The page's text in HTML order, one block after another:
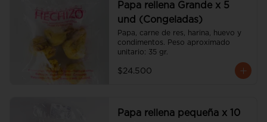
Papa rellena Grande x 5
und (Congeladas)
Papa, carne de res, harina, huevo y
condimentos. Peso aproximado
unitario: 35 gr.
$24.500
Papa rellena pequeña x 10